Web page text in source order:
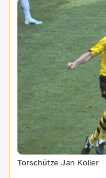
Torschütze Jan Koller